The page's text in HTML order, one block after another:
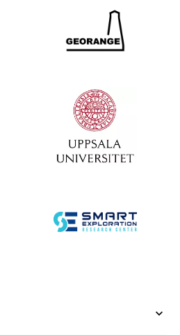
keyboard_arrow_down